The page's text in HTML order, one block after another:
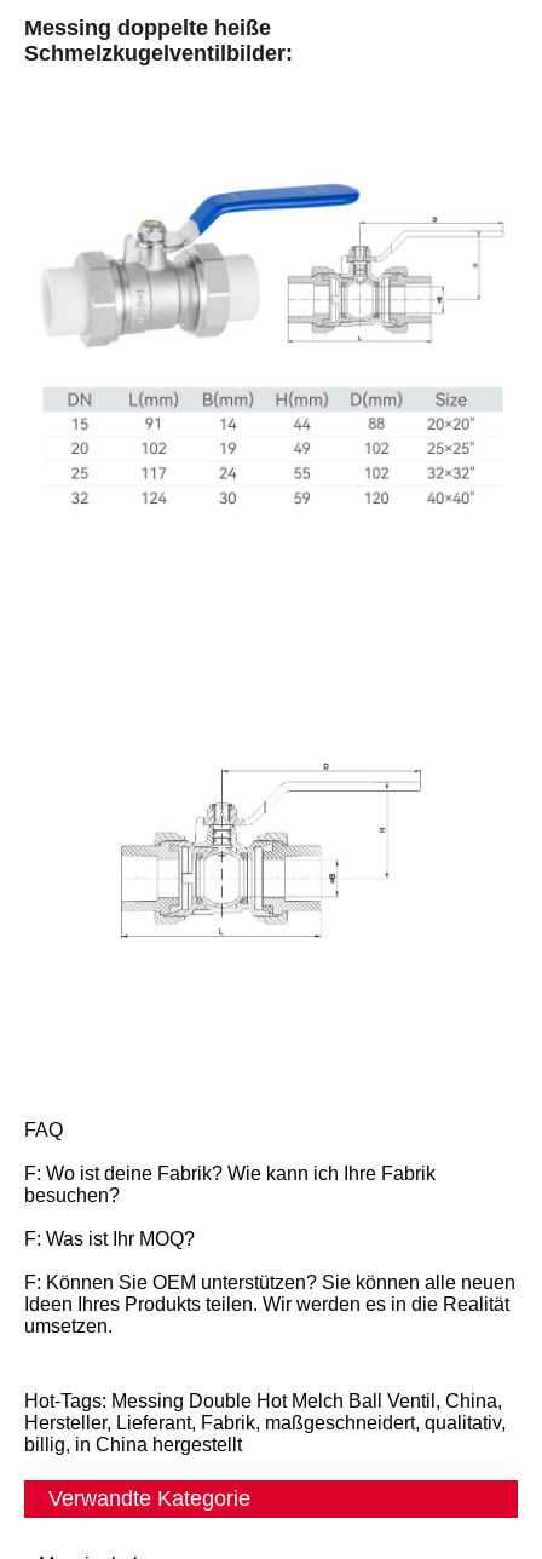
Messing doppelte heiße
Schmelzkugelventilbilder:
FAQ
F: Wo ist deine Fabrik? Wie kann ich Ihre Fabrik
besuchen?
F: Was ist Ihr MOQ?
F: Können Sie OEM unterstützen? Sie können alle neuen
Ideen Ihres Produkts teilen. Wir werden es in die Realität
umsetzen.
Hot-Tags: Messing Double Hot Melch Ball Ventil, China,
Hersteller, Lieferant, Fabrik, maßgeschneidert, qualitativ,
billig, in China hergestellt
Verwandte Kategorie